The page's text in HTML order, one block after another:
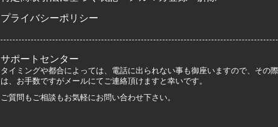
プライバシーポリシー
サポートセンター
タイミングや都合によっては、電話に出られない事も御座いますので、その際
は、お手数ですがメールにてご連絡頂けますと幸いです。
ご質問もご相談もお気軽にお問い合わせ下さい。